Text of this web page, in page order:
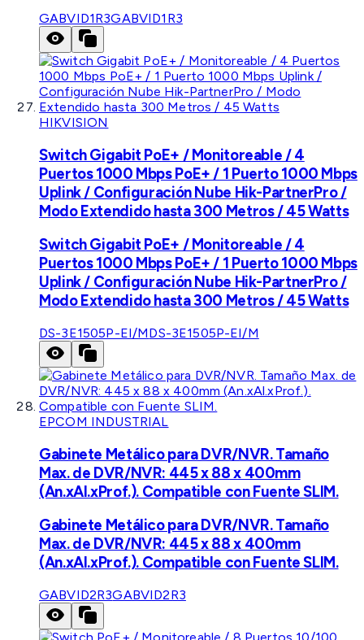
GABVID1R3GABVID1R3
HIKVISION
Switch Gigabit PoE+ / Monitoreable / 4
Puertos 1000 Mbps PoE+ / 1 Puerto 1000 Mbps
Uplink / Configuración Nube Hik-PartnerPro /
Modo Extendido hasta 300 Metros / 45 Watts
Switch Gigabit PoE+ / Monitoreable / 4
Puertos 1000 Mbps PoE+ / 1 Puerto 1000 Mbps
Uplink / Configuración Nube Hik-PartnerPro /
Modo Extendido hasta 300 Metros / 45 Watts
DS-3E1505P-EI/MDS-3E1505P-EI/M
EPCOM INDUSTRIAL
Gabinete Metálico para DVR/NVR. Tamaño
Max. de DVR/NVR: 445 x 88 x 400mm
(An.xAl.xProf.). Compatible con Fuente SLIM.
Gabinete Metálico para DVR/NVR. Tamaño
Max. de DVR/NVR: 445 x 88 x 400mm
(An.xAl.xProf.). Compatible con Fuente SLIM.
GABVID2R3GABVID2R3